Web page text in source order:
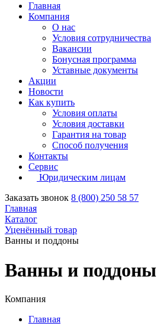
Главная
Компания
О нас
Условия сотрудничества
Вакансии
Бонусная программа
Уставные документы
Акции
Новости
Как купить
Условия оплаты
Условия доставки
Гарантия на товар
Способ получения
Контакты
Сервис
Юридическим лицам
Заказать звонок 8 (800) 250 58 57
Главная
Каталог
Уценённый товар
Ванны и поддоны
Ванны и поддоны
Компания
Главная